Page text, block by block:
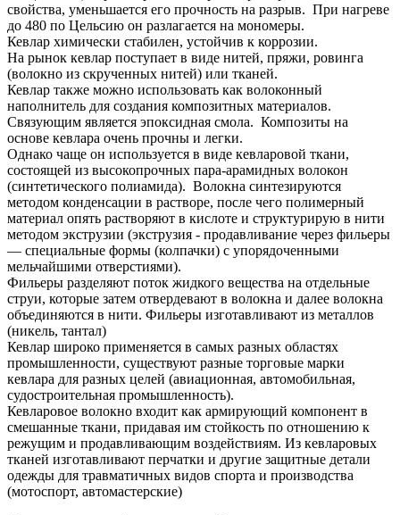
свойства, уменьшается его прочность на разрыв. При нагреве
до 480 по Цельсию он разлагается на мономеры.
Кевлар химически стабилен, устойчив к коррозии.
На рынок кевлар поступает в виде нитей, пряжи, ровинга
(волокно из скрученных нитей) или тканей.
Кевлар также можно использовать как волоконный
наполнитель для создания композитных материалов.
Связующим является эпоксидная смола. Композиты на
основе кевлара очень прочны и легки.
Однако чаще он используется в виде кевларовой ткани,
состоящей из высокопрочных пара-арамидных волокон
(синтетического полиамида). Волокна синтезируются
методом конденсации в растворе, после чего полимерный
материал опять растворяют в кислоте и структурирую в нити
методом экструзии (экструзия - продавливание через фильеры
— специальные формы (колпачки) с упорядоченными
мельчайшими отверстиями).
Фильеры разделяют поток жидкого вещества на отдельные
струи, которые затем отвердевают в волокна и далее волокна
объединяются в нити. Фильеры изготавливают из металлов
(никель, тантал)
Кевлар широко применяется в самых разных областях
промышленности, существуют разные торговые марки
кевлара для разных целей (авиационная, автомобильная,
судостроительная промышленность).
Кевларовое волокно входит как армирующий компонент в
смешанные ткани, придавая им стойкость по отношению к
режущим и продавливающим воздействиям. Из кевларовых
тканей изготавливают перчатки и другие защитные детали
одежды для травматичных видов спорта и производства
(мотоспорт, автомастерские)